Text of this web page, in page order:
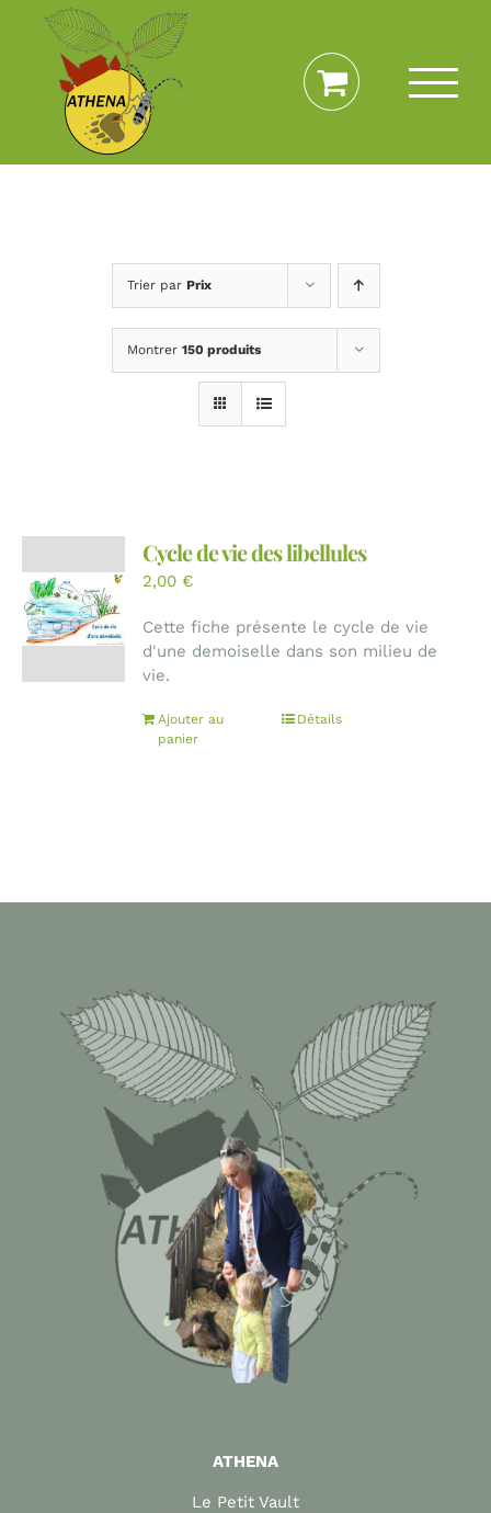
Passer
contenu
Trier par Prix
Montrer 150 produits
Cycle de vie des libellules
2,00 €
Cette fiche présente le cycle de vie
d'une demoiselle dans son milieu de
vie.
Ajouter au
panier
Détails
ATHENA
Le Petit Vault